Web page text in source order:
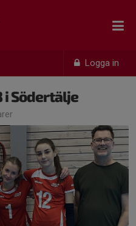
Logga in
i Södertälje